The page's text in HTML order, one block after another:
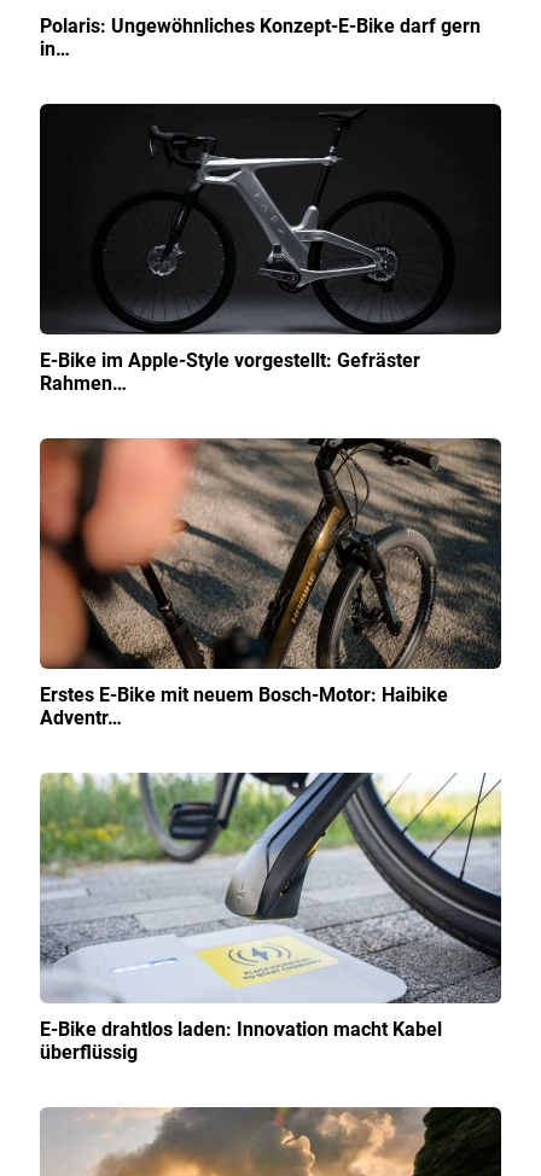
Polaris: Ungewöhnliches Konzept-E-Bike darf gern
in…
E-Bike im Apple-Style vorgestellt: Gefräster
Rahmen…
Erstes E-Bike mit neuem Bosch-Motor: Haibike
Adventr…
E-Bike drahtlos laden: Innovation macht Kabel
überflüssig